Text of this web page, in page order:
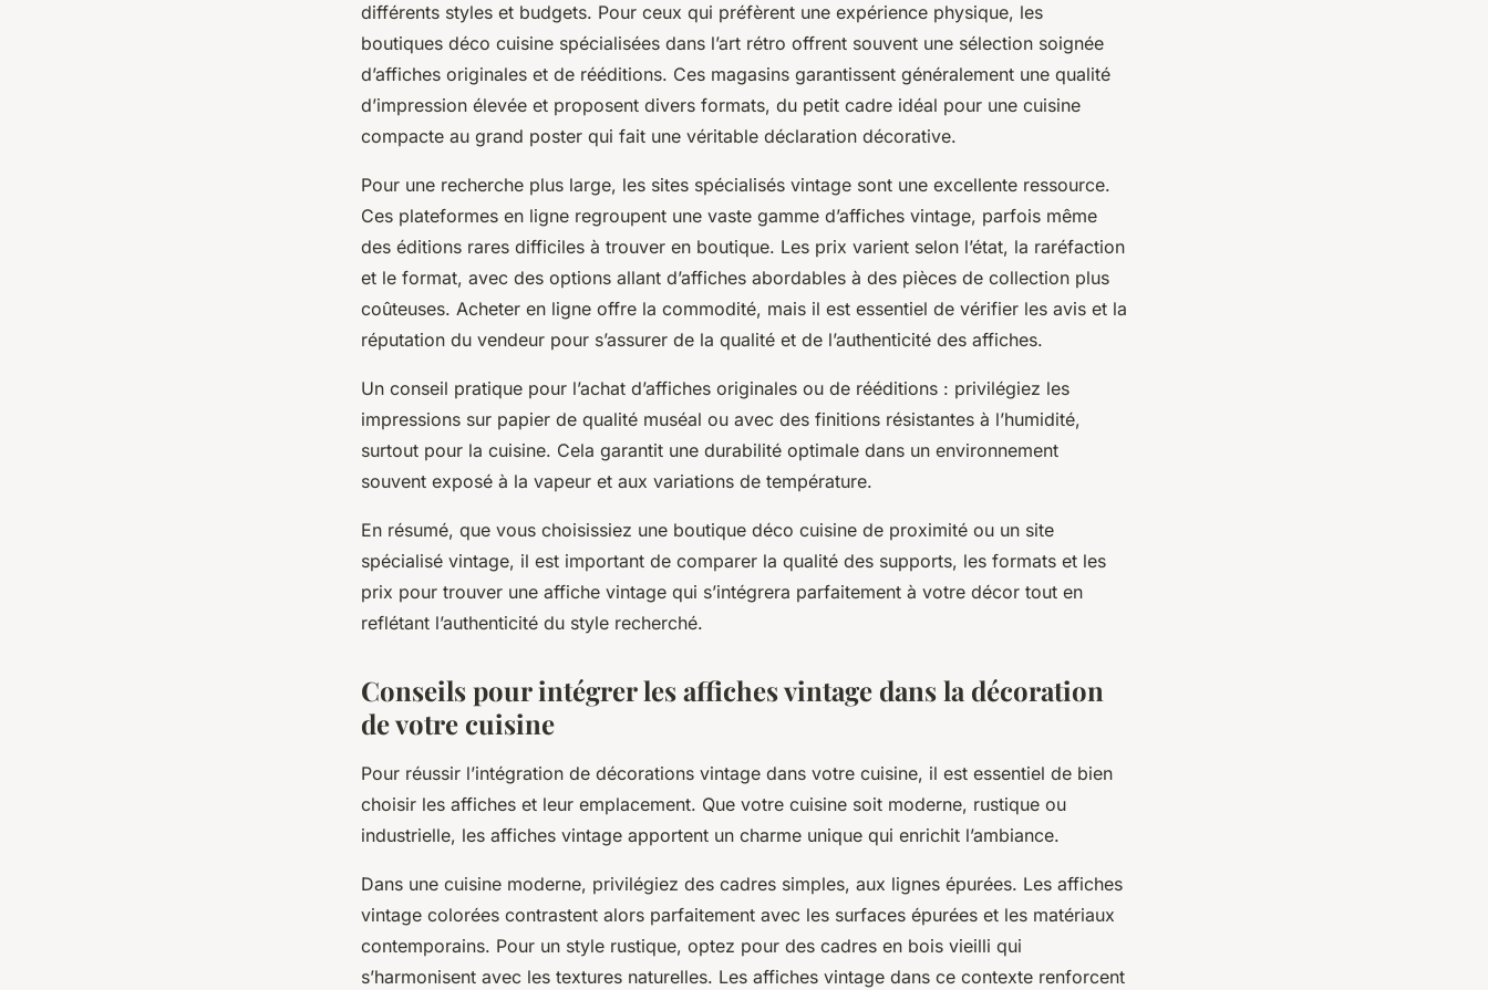
différents styles et budgets. Pour ceux qui préfèrent une expérience physique, les
boutiques déco cuisine spécialisées dans l’art rétro offrent souvent une sélection soignée
d’affiches originales et de rééditions. Ces magasins garantissent généralement une qualité
d’impression élevée et proposent divers formats, du petit cadre idéal pour une cuisine
compacte au grand poster qui fait une véritable déclaration décorative.
Pour une recherche plus large, les sites spécialisés vintage sont une excellente ressource.
Ces plateformes en ligne regroupent une vaste gamme d’affiches vintage, parfois même
des éditions rares difficiles à trouver en boutique. Les prix varient selon l’état, la raréfaction
et le format, avec des options allant d’affiches abordables à des pièces de collection plus
coûteuses. Acheter en ligne offre la commodité, mais il est essentiel de vérifier les avis et la
réputation du vendeur pour s’assurer de la qualité et de l’authenticité des affiches.
Un conseil pratique pour l’achat d’affiches originales ou de rééditions : privilégiez les
impressions sur papier de qualité muséal ou avec des finitions résistantes à l’humidité,
surtout pour la cuisine. Cela garantit une durabilité optimale dans un environnement
souvent exposé à la vapeur et aux variations de température.
En résumé, que vous choisissiez une boutique déco cuisine de proximité ou un site
spécialisé vintage, il est important de comparer la qualité des supports, les formats et les
prix pour trouver une affiche vintage qui s’intégrera parfaitement à votre décor tout en
reflétant l’authenticité du style recherché.
Conseils pour intégrer les affiches vintage dans la décoration
de votre cuisine
Pour réussir l’intégration de décorations vintage dans votre cuisine, il est essentiel de bien
choisir les affiches et leur emplacement. Que votre cuisine soit moderne, rustique ou
industrielle, les affiches vintage apportent un charme unique qui enrichit l’ambiance.
Dans une cuisine moderne, privilégiez des cadres simples, aux lignes épurées. Les affiches
vintage colorées contrastent alors parfaitement avec les surfaces épurées et les matériaux
contemporains. Pour un style rustique, optez pour des cadres en bois vieilli qui
s’harmonisent avec les textures naturelles. Les affiches vintage dans ce contexte renforcent